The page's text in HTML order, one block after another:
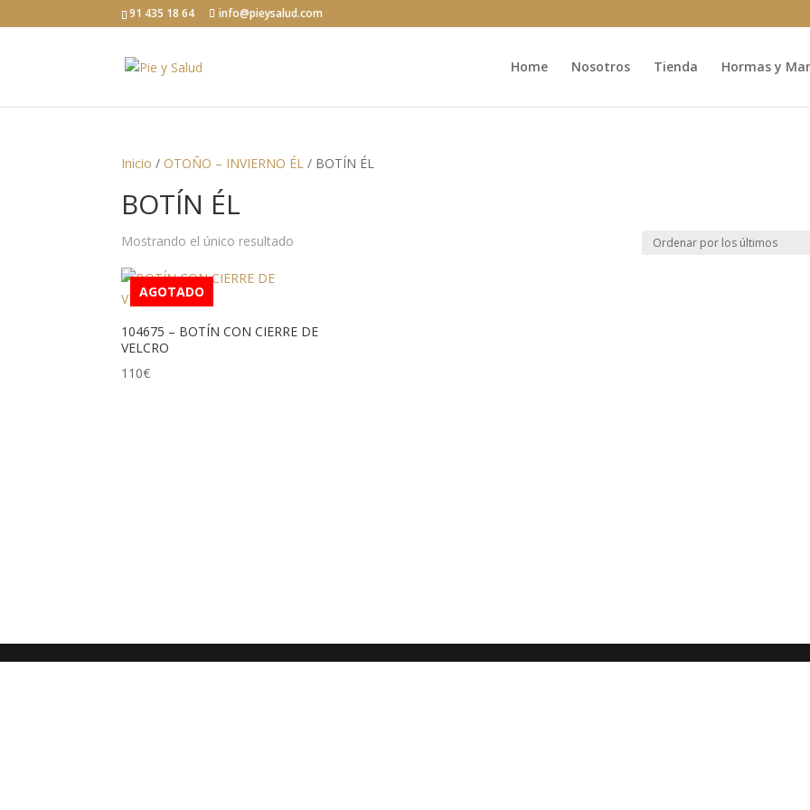
91 435 18 64 info@pieysalud.com
Home Nosotros Tienda Hormas y
Inicio /OTOÑO – INVIERNO ÉL / BOTÍN ÉL
BOTÍN ÉL
Mostrando el único resultado
AGOTADO
104675 – BOTÍN CON CIERRE DE
VELCRO
110€